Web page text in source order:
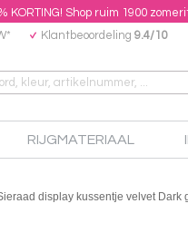
KORTING! Shop ruim 1900
Klantbeoordeling 9.4/10
RIJGMATERIAAL
display kussentje velvet Dark